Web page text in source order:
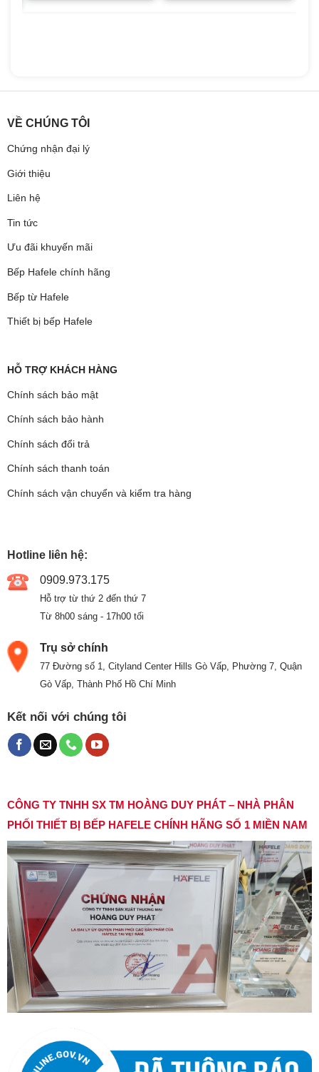
VỀ CHÚNG TÔI
Chứng nhận đại lý
Giới thiệu
Liên hệ
Tin tức
Ưu đãi khuyến mãi
Bếp Hafele chính hãng
Bếp từ Hafele
Thiết bị bếp Hafele
HỖ TRỢ KHÁCH HÀNG
Chính sách bảo mật
Chính sách bảo hành
Chính sách đổi trả
Chính sách thanh toán
Chính sách vận chuyển và kiểm tra hàng
Hotline liên hệ:
0909.973.175
Hỗ trợ từ thứ 2 đến thứ 7
Từ 8h00 sáng - 17h00 tối
Trụ sở chính
77 Đường số 1, Cityland Center Hills Gò Vấp, Phường 7, Quận
Gò Vấp, Thành Phố Hồ Chí Minh
Kết nối với chúng tôi
CÔNG TY TNHH SX TM HOÀNG DUY PHÁT – NHÀ PHÂN
PHỐI THIẾT BỊ BẾP HAFELE CHÍNH HÃNG SỐ 1 MIỀN NAM